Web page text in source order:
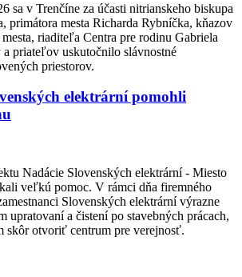
sa v Trenčíne za účasti nitrianskeho biskupa
primátora mesta Richarda Rybníčka, kňazov
riaditeľa Centra pre rodinu Gabriela
priateľov uskutočnilo slávnostné
priestorov.
elektrární pomohli
Nadácie Slovenských elektrární - Miesto
veľkú pomoc. V rámci dňa firemného
Slovenských elektrární výrazne
upratovaní a čistení po stavebných prácach,
skôr otvoriť centrum pre verejnosť.